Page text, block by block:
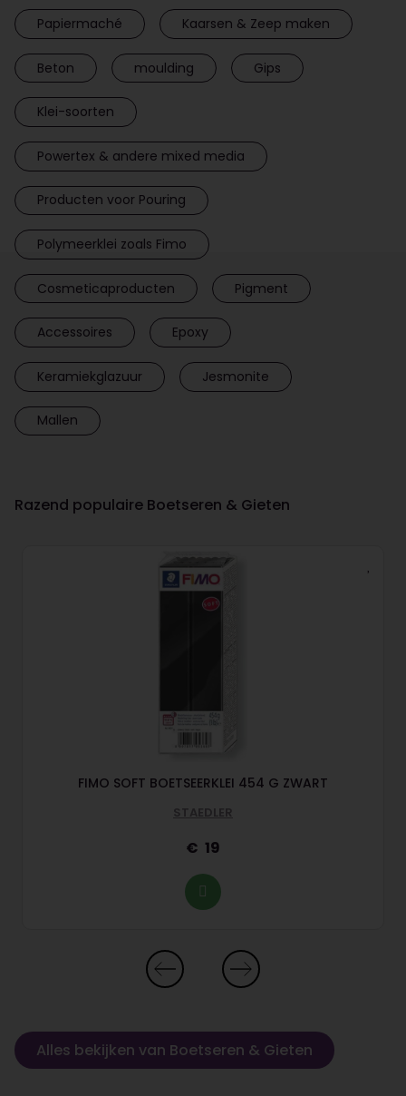
Papiermaché Kaarsen & Zeep maken
Beton moulding Gips
Klei-soorten
Powertex & andere mixed media
Producten voor Pouring
Polymeerklei zoals Fimo
Cosmeticaproducten Pigment
Accessoires Epoxy
Keramiekglazuur Jesmonite
Mallen
Razend populaire Boetseren & Gieten
FIMO SOFT BOETSEERKLEI 454 G ZWART
STAEDLER
19
Alles bekijken van Boetseren & Gieten